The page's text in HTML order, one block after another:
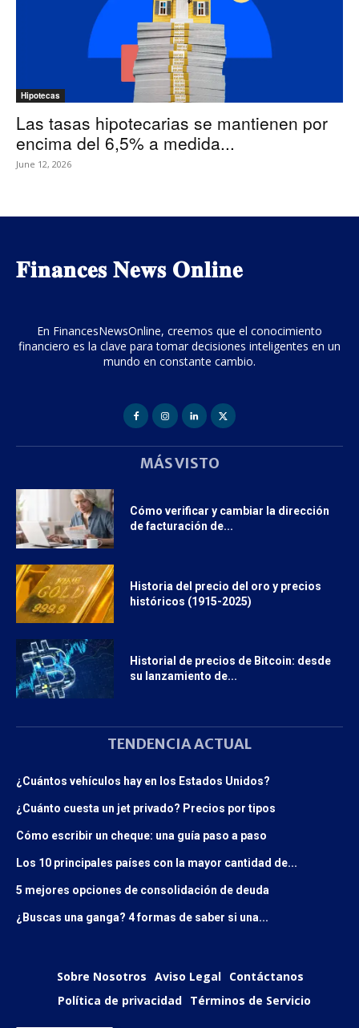
Hipotecas
Las tasas hipotecarias se mantienen por
encima del 6,5% a medida...
June 12, 2026
𝐅𝐢𝐧𝐚𝐧𝐜𝐞𝐬 𝐍𝐞𝐰𝐬 𝐎𝐧𝐥𝐢𝐧𝐞
En FinancesNewsOnline, creemos que el conocimiento
financiero es la clave para tomar decisiones inteligentes en un
mundo en constante cambio.
MÁS VISTO
Cómo verificar y cambiar la dirección
de facturación de...
Historia del precio del oro y precios
históricos (1915-2025)
Historial de precios de Bitcoin: desde
su lanzamiento de...
TENDENCIA ACTUAL
¿Cuántos vehículos hay en los Estados Unidos?
¿Cuánto cuesta un jet privado? Precios por tipos
Cómo escribir un cheque: una guía paso a paso
Los 10 principales países con la mayor cantidad de...
5 mejores opciones de consolidación de deuda
¿Buscas una ganga? 4 formas de saber si una...
Sobre Nosotros Aviso Legal Contáctanos
Política de privacidad Términos de Servicio